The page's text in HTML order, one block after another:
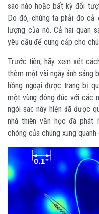
sao nào hoặc bất kỳ đối
Do đó, chúng ta phải đo cả
lượng của nó. Cả hai quan
yêu cầu để cung cấp cho
Trước tiên, hãy xem xét
thêm một vài ngày ánh sáng
hồng ngoại được trang bị
một vùng đông đúc với các
ngôi sao này hiện đã được
nhà thiên văn học đã phát
chóng của chúng xung